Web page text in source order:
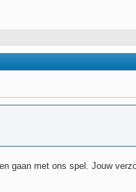
gaan met ons spel. Jouw